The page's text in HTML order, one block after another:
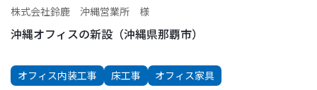
株式会社鈴鹿 沖縄営業所 様
沖縄オフィスの新設（沖縄県那覇市）
オフィス内装工事 床工事 オフィス家具